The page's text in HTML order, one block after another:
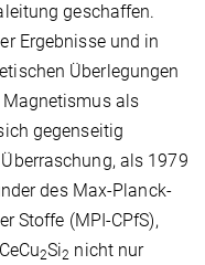
geschaffen.
Ergebnisse und in
Überlegungen
als
gegenseitig
als 1979
des Max-Planck-
Stoffe (MPI-CPfS),
2Si2 nicht nur